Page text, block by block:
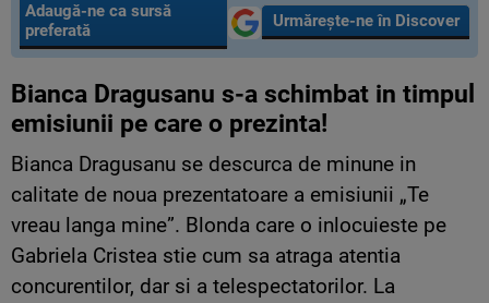
Adaugă-ne ca sursă
preferată
Urmărește-ne în Discover
Bianca Dragusanu s-a schimbat in timpul
emisiunii pe care o prezinta!
Bianca Dragusanu se descurca de minune in
calitate de noua prezentatoare a emisiunii „Te
vreau langa mine”. Blonda care o inlocuieste pe
Gabriela Cristea stie cum sa atraga atentia
concurentilor, dar si a telespectatorilor. La